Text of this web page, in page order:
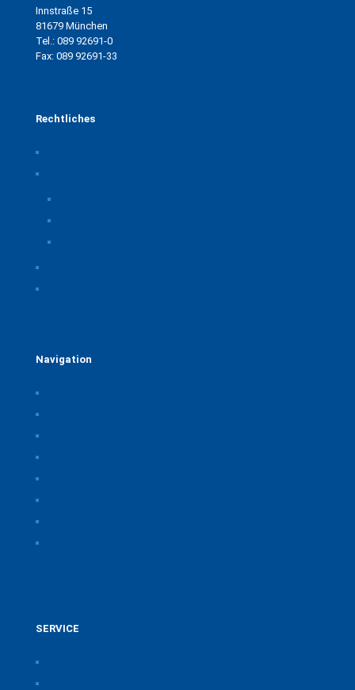
Innstraße 15
81679 München
Tel.: 089 92691-0
Fax: 089 92691-33
Rechtliches
Navigation
SERVICE